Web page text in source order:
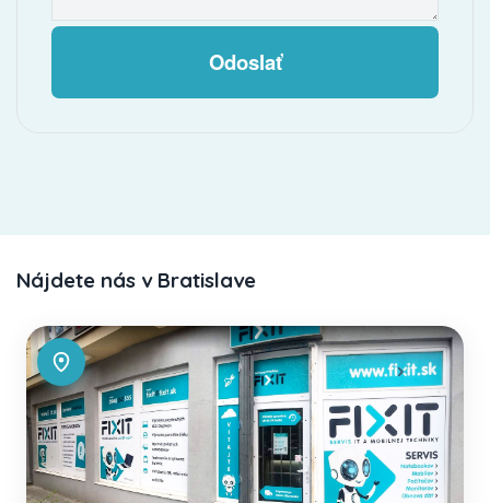
Odoslať
Nájdete nás v Bratislave